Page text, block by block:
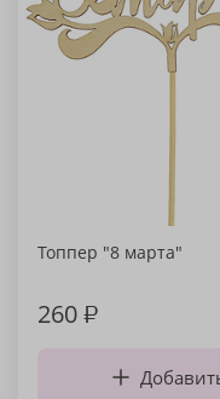
Топпер "8 марта"
260₽